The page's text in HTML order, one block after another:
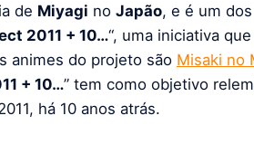
de Miyagi no Japão, e é um
2011 + 10…“, uma iniciativa
animes do projeto são Misaki no
+ 10…” tem como objetivo
há 10 anos atrás.